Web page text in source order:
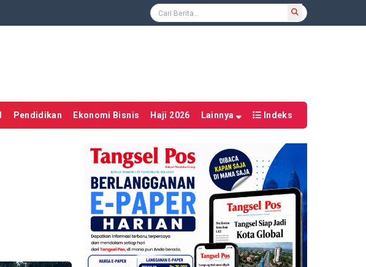
Pendidikan Ekonomi Bisnis Haji 2026 Lainnya Indeks